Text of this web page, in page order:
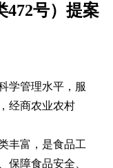
472号）提案
学管理水平，服
经商农业农村
丰富，是食品工
保障食品安全、